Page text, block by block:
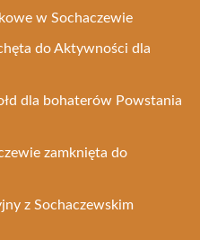
w Sochaczewie
do Aktywności dla
dla bohaterów Powstania
zamknięta do
z Sochaczewskim